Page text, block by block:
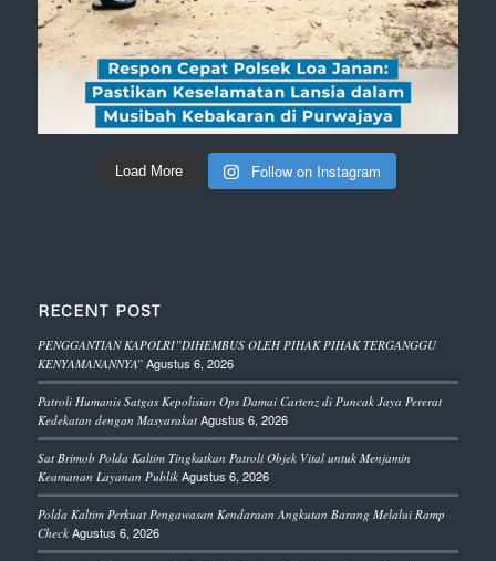
Load More Follow on Instagram
RECENT POST
PENGGANTIAN KAPOLRI”DIHEMBUS OLEH PIHAK PIHAK TERGANGGU
KENYAMANANNYA” Agustus 6, 2026
Patroli Humanis Satgas Kepolisian Ops Damai Cartenz di Puncak Jaya Pererat
Kedekatan dengan Masyarakat Agustus 6, 2026
Sat Brimob Polda Kaltim Tingkatkan Patroli Objek Vital untuk Menjamin
Keamanan Layanan Publik Agustus 6, 2026
Polda Kaltim Perkuat Pengawasan Kendaraan Angkutan Barang Melalui Ramp
Check Agustus 6, 2026